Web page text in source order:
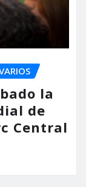
la
de
Central